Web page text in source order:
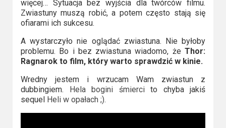
2023
2021
2020
2019
więcej… Sytuacja bez wyjścia dla twórców filmu.
Zwiastuny muszą robić, a potem często stają się
ofiarami ich sukcesu.
A wystarczyło nie oglądać zwiastuna. Nie byłoby
problemu. Bo i bez zwiastuna wiadomo, żeThor:
Ragnarok to film, który warto sprawdzić w kinie.
Wredny jestem i wrzucam Wam zwiastun z
dubbingiem. Hela bogini śmiercito chyba jakiś
sequel Heli w opałach ;).